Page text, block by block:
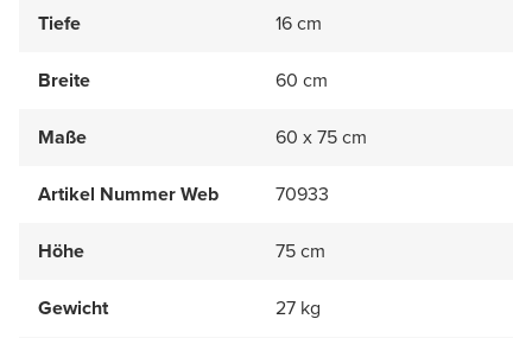
Tiefe
16 cm
Breite 60 cm
Maße 60 x 75 cm
Artikel Nummer Web 70933
Höhe 75 cm
Gewicht 27 kg